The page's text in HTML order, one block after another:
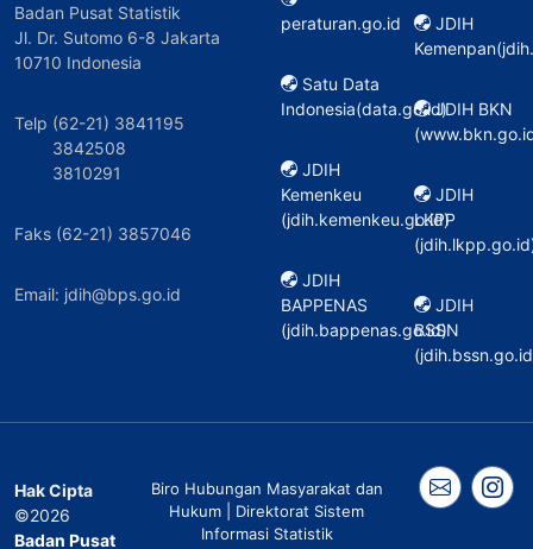
Badan Pusat Statistik
Jl. Dr. Sutomo 6-8 Jakarta
10710 Indonesia
Telp (62-21) 3841195
3842508
3810291
Faks (62-21) 3857046
Email: jdih@bps.go.id
peraturan.go.id
Satu Data
Indonesia(data.go.id)
JDIH
Kemenkeu
(jdih.kemenkeu.go.id)
JDIH
BAPPENAS
(jdih.bappenas.go.id)
JDIH
JDIH BKN
JDIH
LKPP
JDIH
BSSN
Hak Cipta
©2026
Badan Pusat
Biro Hubungan Masyarakat dan
Hukum | Direktorat Sistem
Informasi Statistik